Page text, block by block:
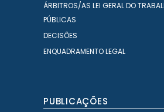
ÁRBITROS/AS LEI GERAL DO
PÚBLICAS
DECISÕES
ENQUADRAMENTO LEGAL
PUBLICAÇÕES